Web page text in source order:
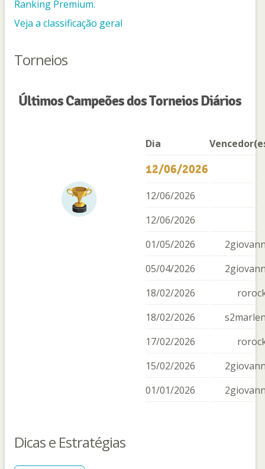
Ranking Premium.
Veja a classificação geral
Torneios
Últimos Campeões dos Torneios Diários
Dia
12/06/2026
12/06/2026
12/06/2026
01/05/2026
05/04/2026
18/02/2026
18/02/2026
17/02/2026
15/02/2026
01/01/2026
Dicas e Estratégias